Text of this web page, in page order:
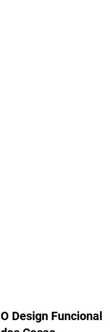
O Design Funcional